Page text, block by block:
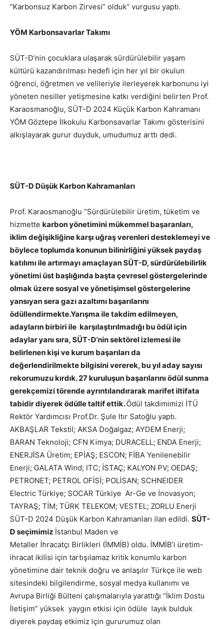
“Karbonsuz Karbon Zirvesi” olduk” vurgusu yaptı.
YÖM Karbonsavarlar Takımı
SÜT-D’nin çocuklara ulaşarak sürdürülebilir yaşam
kültürü kazandırılması hedefi için her yıl bir okulun
öğrenci, öğretmen ve velileriyle ilerleyerek karbonunu iyi
yöneten nesiller yetişmesine katkı verdiğini belirten Prof.
Karaosmanoğlu, SÜT-D 2024 Küçük Karbon Kahramanı
YÖM Göztepe İlkokulu Karbonsavarlar Takımı gösterisini
alkışlayarak gurur duyduk, umudumuz arttı dedi.
SÜT-D Düşük Karbon Kahramanları
Prof. Karaosmanoğlu “Sürdürülebilir üretim, tüketim ve
hizmette karbon yönetimini mükemmel başaranları,
iklim değişikliğine karşı uğraş verenleri desteklemeyi ve
böylece toplumda konunun bilinirliğini yüksek paydaş
katılımı ile artırmayı amaçlayan SÜT-D,sürdürülebilirlik
yönetimi üst başlığında başta çevresel göstergelerinde
olmak üzere sosyal ve yönetişimsel göstergelerine
yansıyan sera gazı azaltımı başarılarını
ödüllendirmekte.Yarışma ile takdim edilmeyen,
adayların birbiri ile karşılaştırılmadığı bu ödül için
adaylar yanı sıra, SÜT-D’nin sektörel izlemesi ile
belirlenen kişi ve kurum başarıları da
değerlendirilmekte bilgisini vererek, bu yıl aday sayısı
rekorumuzu kırdık. 27 kuruluşun başarılarını ödül sunma
gerekçemizi törende ayrıntılandırarak marifet iltifata
tabidir diyerek ödülle taltif ettik.Ödül takdimimizi İTÜ
Rektör Yardımcısı Prof.Dr. Şule Itır Satoğlu yaptı.
AKBAŞLAR Tekstil; AKSA Doğalgaz; AYDEM Enerji;
BARAN Teknoloji; CFN Kimya; DURACELL; ENDA Enerji;
ENERJİSA Üretim; EPİAŞ; ESCON; FİBA Yenilenebilir
Enerji; GALATA Wind; ITC; İSTAÇ; KALYON PV; OEDAŞ;
PETRONET; PETROL OFİSİ; POLİSAN; SCHNEIDER
Electric Türkiye; SOCAR Türkiye Ar-Ge ve İnovasyon;
TAYRAŞ; TİM; TÜRK TELEKOM; VESTEL; ZORLU Enerji
SÜT-D 2024 Düşük Karbon Kahramanları ilan edildi. SÜT-
D seçimimiz İstanbul Maden ve
Metaller İhracatçı Birlikleri (İMMİB) oldu. İMMİB’i üretim-
ihracat ikilisi için tartışılamaz kritik konumlu karbon
yönetimine dair teknik doğru ve anlaşılır Türkçe ile web
sitesindeki bilgilendirme, sosyal medya kullanımı ve
Avrupa Birliği Bülteni çalışmalarıyla yarattığı “İklim Dostu
İletişim” yüksek yaygın etkisi için ödüle layık bulduk
diyerek paydaş etkimiz için gururumuz olan